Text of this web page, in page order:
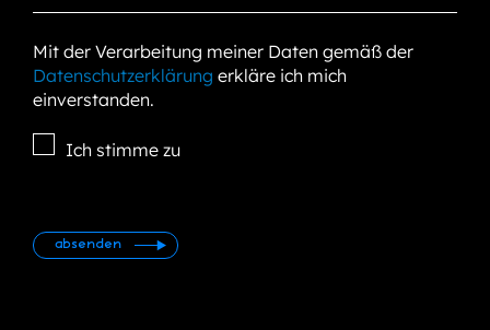
Mit der Verarbeitung meiner Daten gemäß der
Datenschutzerklärung erkläre ich mich
einverstanden.
Ich stimme zu
Bitte lasse dieses Feld leer.